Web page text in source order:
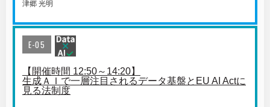
津郷 光明
E-05
【開催時間 12:50～14:20】
生成ＡＩで一層注目されるデータ基盤とEU AI Actに
見る法制度